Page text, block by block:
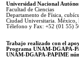
Universidad Nacional
Facultad de Ciencias
Departamento de Física,
Ciudad Universitaria. México,
Télefono y Fax: +52 (01 55)
Trabajo realizado con el
Programa UNAM-DGAPA-
UNAM-DGAPA-PAPIME